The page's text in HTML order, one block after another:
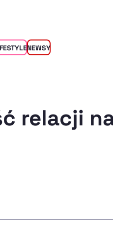
NEWSY
relacji